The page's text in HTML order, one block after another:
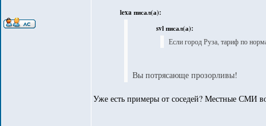
lexa писал(а):
svl писал(а):
Если город Руза, тариф по
Вы потрясающе прозорливы!
Уже есть примеры от соседей? Местные СМИ